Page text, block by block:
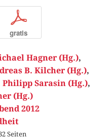
p
gratis
Hagner (Hg.),
B. Kilcher (Hg.),
Philipp Sarasin (Hg.),
(Hg.)
2012
Seiten